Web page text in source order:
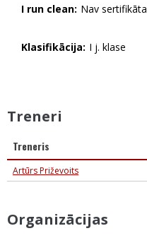
I run clean: Nav sertifikāta
Klasifikācija: I j. klase
Treneri
Treneris
Artūrs Priževoits
Organizācijas